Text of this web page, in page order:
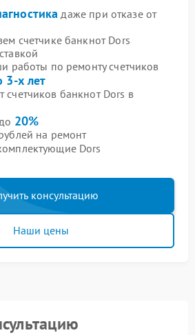
даже при отказе от
счетчике банкнот Dors
работы по ремонту счетчиков
3-х лет
банкнот Dors в
20%
на ремонт
Dors
консультацию
Наши цены